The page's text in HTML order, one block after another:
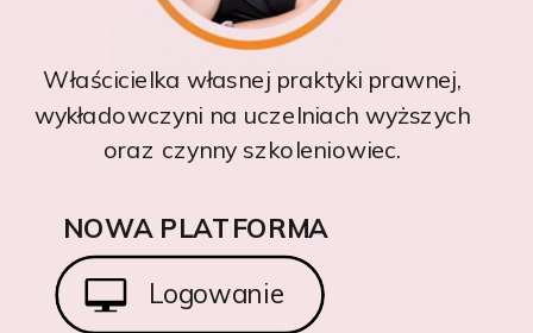
Właścicielka własnej praktyki prawnej,
wykładowczyni na uczelniach wyższych
oraz czynny szkoleniowiec.
Logowanie
NOWA PLATFORMA